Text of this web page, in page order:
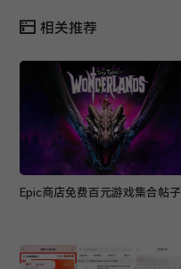
相关推荐
Epic商店免费百元游戏集合帖子